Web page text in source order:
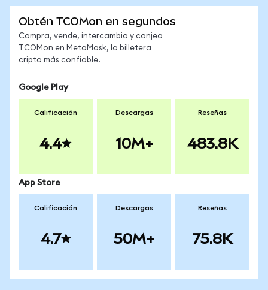
Obtén TCOMon en segundos
Compra, vende, intercambia y canjea
TCOMon en MetaMask, la billetera
cripto más confiable.
Google Play
Calificación
4.4
Descargas
10M+
Reseñas
483.8K
App Store
Calificación
4.7
Descargas
50M+
Reseñas
75.8K